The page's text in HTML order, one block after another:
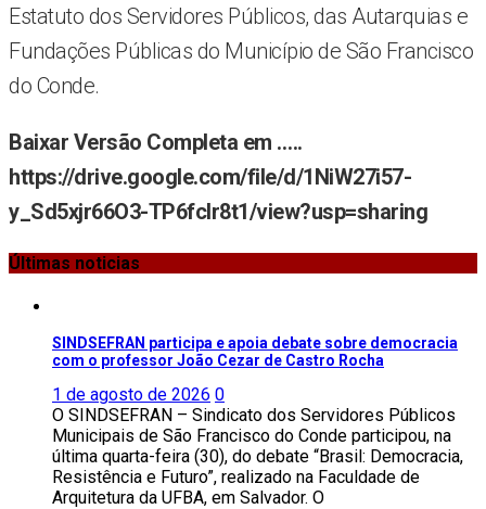
Estatuto dos Servidores Públicos, das Autarquias e
Fundações Públicas do Município de São Francisco
do Conde.
Baixar Versão Completa em …..
https://drive.google.com/file/d/1NiW27i57-
y_Sd5xjr66O3-TP6fcIr8t1/view?usp=sharing
Últimas noticias
SINDSEFRAN participa e apoia debate sobre democracia
com o professor João Cezar de Castro Rocha
1 de agosto de 2026 0
O SINDSEFRAN – Sindicato dos Servidores Públicos
Municipais de São Francisco do Conde participou, na
última quarta-feira (30), do debate “Brasil: Democracia,
Resistência e Futuro”, realizado na Faculdade de
Arquitetura da UFBA, em Salvador. O